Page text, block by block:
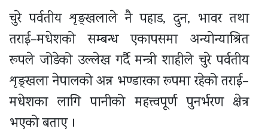
चुरे पर्वतीय शृङ्खलाले नै पहाड, दुन, भावर तथा
तराई–मधेशको सम्बन्ध एकापसमा अन्योन्याश्रित
रूपले जोडेको उल्लेख गर्दै मन्त्री शाहीले चुरे पर्वतीय
शृङ्खला नेपालको अन्न भण्डारका रूपमा रहेको तराई–
मधेशका लागि पानीको महत्त्वपूर्ण पुनर्भरण क्षेत्र
भएको बताए ।